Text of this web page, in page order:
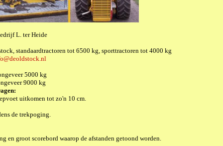
L. ter Heide
standaardtractoren tot 6500 kg, sporttractoren tot 4000 kg
5000 kg
9000 kg
uitkomen tot zo'n 10 cm.
de trekpoging.
en groot scorebord waarop de afstanden getoond worden.